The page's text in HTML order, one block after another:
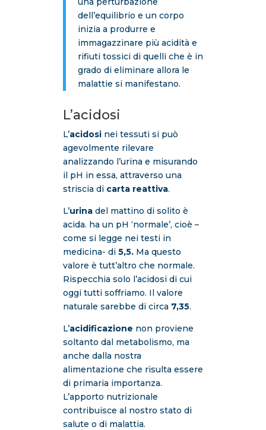
dell’equilibrio e un corpo
inizia a produrre e
immagazzinare più acidità e
rifiuti tossici di quelli che è in
grado di eliminare allora le
malattie si manifestano.
L’acidosi
L’acidosinei tessuti si può
agevolmente rilevare
analizzando l’urina e misurando
il pH in essa, attraverso una
striscia dicarta reattiva.
L’urinadel mattino di solito è
acida. ha un pH ‘normale’, cioè –
come si legge nei testi in
medicina- di5,5.Ma questo
valore è tutt’altro che normale.
Rispecchia solo l’acidosi di cui
oggi tutti soffriamo. Il valore
naturale sarebbe di circa 7,35.
L’acidificazione non proviene
soltanto dal metabolismo, ma
anche dalla nostra
alimentazione che risulta essere
di primaria importanza.
L’apporto nutrizionale
contribuisce al nostro stato di
salute o di malattia.